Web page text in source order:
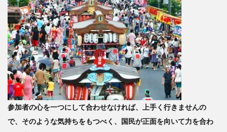
参加者の心を一つにして合わせなければ、上手く行きませんの
で、そのような気持ちをもつべく、国民が正面を向いて力を合わ